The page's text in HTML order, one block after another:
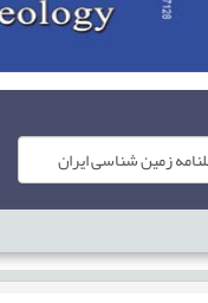
زمین شناسی ایران